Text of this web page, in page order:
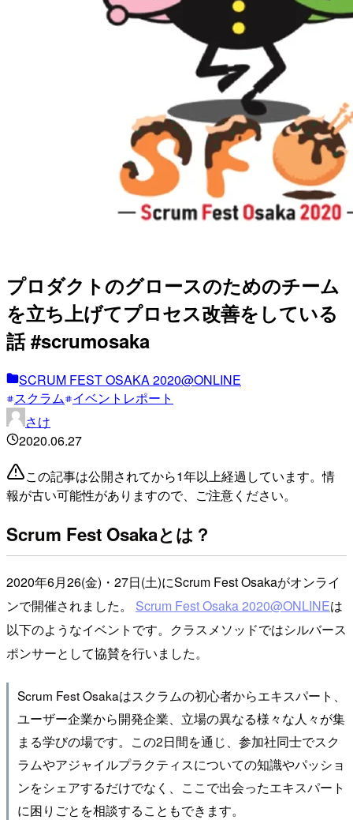
プロダクトのグロースのためのチーム
を立ち上げてプロセス改善をしている
話 #scrumosaka
SCRUM FEST OSAKA 2020@ONLINE
スクラム イベントレポート
さけ
2020.06.27
この記事は公開されてから1年以上経過しています。情
報が古い可能性がありますので、ご注意ください。
Scrum Fest Osakaとは？
2020年6月26(金)・27日(土)にScrum Fest Osakaがオンライ
ンで開催されました。 Scrum Fest Osaka 2020@ONLINEは
以下のようなイベントです。クラスメソッドではシルバース
ポンサーとして協賛を行いました。
Scrum Fest Osakaはスクラムの初心者からエキスパート、
ユーザー企業から開発企業、立場の異なる様々な人々が集
まる学びの場です。この2日間を通じ、参加社同士でスク
ラムやアジャイルプラクティスについての知識やパッショ
ンをシェアするだけでなく、ここで出会ったエキスパート
に困りごとを相談することもできます。